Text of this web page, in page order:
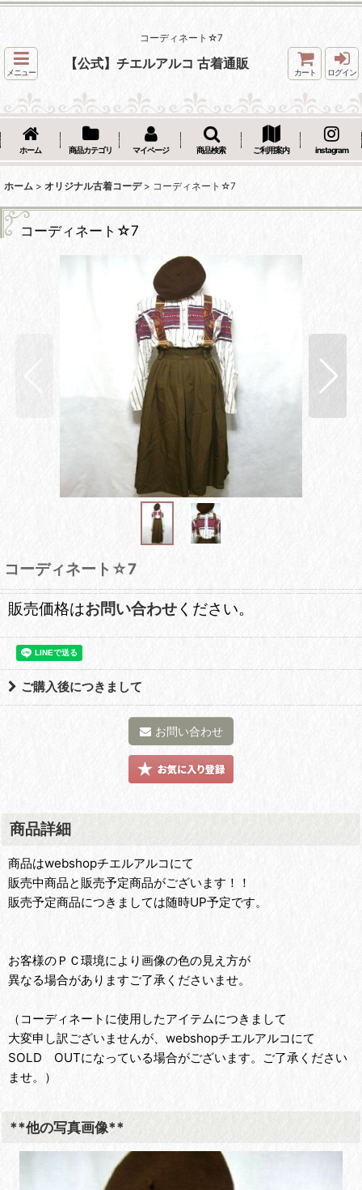
コーディネート☆7
メニュー
【公式】チエルアルコ 古着通販
カート ログイン
ホーム 商品カテゴリ マイページ 商品検索 ご利用案内 instagram
ホーム > オリジナル古着コーデ > コーディネート☆7
コーディネート☆7
コーディネート☆7
販売価格はお問い合わせ ください。
ご購入後につきまして
お問い合わせ
商品詳細
商品はwebshopチエルアルコにて
販売中商品と販売予定商品がございます！！
販売予定商品につきましては随時UP予定です。
お客様のＰＣ環境により画像の色の見え方が
異なる場合がありますご了承くださいませ。
（コーディネートに使用したアイテムにつきまして
大変申し訳ございませんが、webshopチエルアルコにて
SOLD OUTになっている場合がございます。ご了承ください
ませ。）
**他の写真画像**